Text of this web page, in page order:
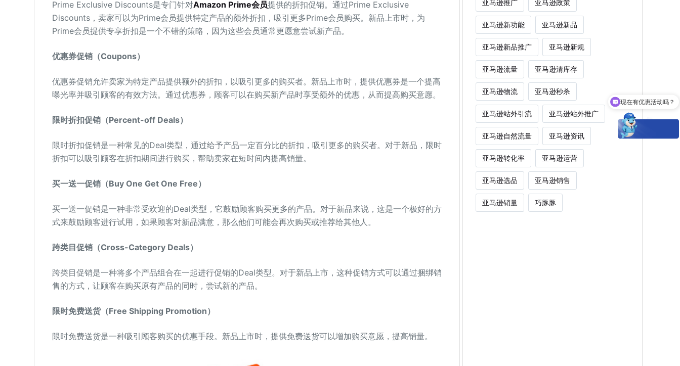
Prime Exclusive Discounts是专门针对Amazon Prime会员提供的折扣促销。通过Prime Exclusive
Discounts，卖家可以为Prime会员提供特定产品的额外折扣，吸引更多Prime会员购买。新品上市时，为
Prime会员提供专享折扣是一个不错的策略，因为这些会员通常更愿意尝试新产品。
优惠券促销（Coupons）
优惠券促销允许卖家为特定产品提供额外的折扣，以吸引更多的购买者。新品上市时，提供优惠券是一个提高
曝光率并吸引顾客的有效方法。通过优惠券，顾客可以在购买新产品时享受额外的优惠，从而提高购买意愿。
限时折扣促销（Percent-off Deals）
限时折扣促销是一种常见的Deal类型，通过给予产品一定百分比的折扣，吸引更多的购买者。对于新品，限时
折扣可以吸引顾客在折扣期间进行购买，帮助卖家在短时间内提高销量。
买一送一促销（Buy One Get One Free）
买一送一促销是一种非常受欢迎的Deal类型，它鼓励顾客购买更多的产品。对于新品来说，这是一个极好的方
式来鼓励顾客进行试用，如果顾客对新品满意，那么他们可能会再次购买或推荐给其他人。
跨类目促销（Cross-Category Deals）
跨类目促销是一种将多个产品组合在一起进行促销的Deal类型。对于新品上市，这种促销方式可以通过捆绑销
售的方式，让顾客在购买原有产品的同时，尝试新的产品。
限时免费送货（Free Shipping Promotion）
限时免费送货是一种吸引顾客购买的优惠手段。新品上市时，提供免费送货可以增加购买意愿，提高销量。
亚马逊推广 亚马逊政策
亚马逊新功能 亚马逊新品
亚马逊新品推广 亚马逊新规
亚马逊流量 亚马逊清库存
亚马逊物流 亚马逊秒杀
亚马逊站外引流 亚马逊站外推广
亚马逊自然流量 亚马逊资讯
亚马逊转化率 亚马逊运营
亚马逊选品 亚马逊销售
亚马逊销量 巧豚豚
现在有优惠活动吗？